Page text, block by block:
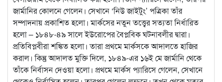
জার্মানির কোলনে গেলেন। সেখানে ‘নিউ জাইটুং’ পত্রিকা তাঁর
সম্পাদনায় প্রকাশিত হলো। মার্কসের নতুন তত্ত্বের সত্যতা নির্ধারিত
হলো – ১৮৪৮-৪৯ সালে ইউরোপের বৈপ্লবিক ঘটনাবলীর দ্বারা।
প্রতিবিপ্লবীরা শঙ্কিত হলো। তারা প্রথমে মার্কসকে আদালতে হাজির
করাল। কিন্তু আদালত মুক্তি দিলে, ১৮৪৯-এর ১৬ই মে জার্মানি থেকে
তাঁকে নির্বাসন দেওয়া হলো। প্রথমে মার্কস প্যারিসে গেলেন, সেখানে